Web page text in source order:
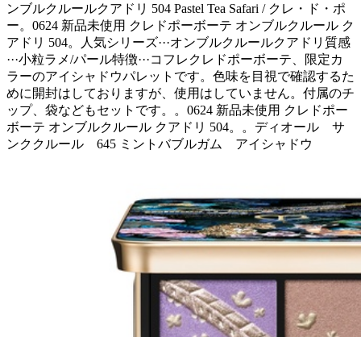
ンブルクルールクアドリ 504 Pastel Tea Safari / クレ・ド・ポ
ー。0624 新品未使用 クレドポーボーテ オンブルクルール ク
アドリ 504。人気シリーズ···オンブルクルールクアドリ質感
···小粒ラメ/パール特徴···コフレクレドポーボーテ、限定カ
ラーのアイシャドウパレットです。色味を目視で確認するた
めに開封はしておりますが、使用はしていません。付属のチ
ップ、袋などもセットです。。0624 新品未使用 クレドポー
ボーテ オンブルクルール クアドリ 504。。ディオール サ
ンククルール 645 ミントバブルガム アイシャドウ